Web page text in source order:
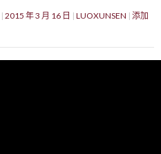
2015 年 3 月 16 日 LUOXUNSEN 添加